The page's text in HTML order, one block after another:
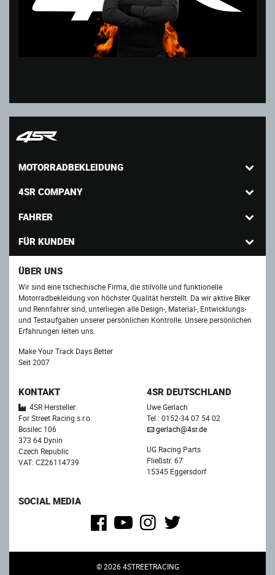
MOTORRADBEKLEIDUNG
4SR COMPANY
FAHRER
FÜR KUNDEN
ÜBER UNS
Wir sind eine tschechische Firma, die stilvolle und funktionelle
Motorradbekleidung von höchster Qualität herstellt. Da wir aktive Biker
und Rennfahrer sind, unterliegen alle Design-, Material-, Entwicklungs-
und Testaufgaben unserer persönlichen Kontrolle. Unsere persönlichen
Erfahrungen leiten uns.
Make Your Track Days Better
Seit 2007
KONTAKT
4SR Hersteller:
For Street Racing s.r.o.
Bosilec 106
373 64 Dynin
Czech Republic
VAT: CZ26114739
4SR DEUTSCHLAND
Uwe Gerlach
Tel.: 0152-34 07 54 02
gerlach@4sr.de
UG Racing Parts
Fließstr. 67
15345 Eggersdorf
SOCIAL MEDIA
© 2026 4STREETRACING